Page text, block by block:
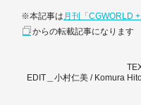
※本記事は 月刊「CGWORLD
からの転載記事になります
EDIT＿小村仁美 / Komura